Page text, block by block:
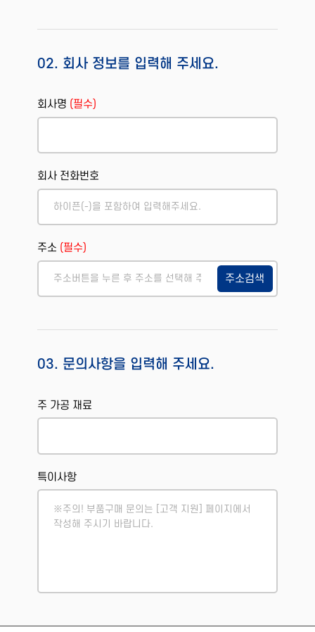
02. 회사 정보를 입력해 주세요.
회사명 (필수)
회사 전화번호
주소 (필수)
주소검색
03. 문의사항을 입력해 주세요.
주 가공 재료
특이사항